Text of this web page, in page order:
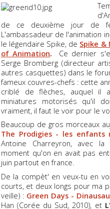
de ce deuxième jour de
L'ambassadeur de l'animation
le légendaire Spike, de Spike &
of Animation. Ce dernier
Serge Bromberg (directeur
autres casquettes) dans le
fameux couvres-chefs : cette
criblé de flèches, auquel il
miniatures motorisés qu'il
vraiment, il faut le voir pour le
Beaucoup de gros morceaux
The Prodigies - les enfants
Antoine Charreyron, avec
moment qu'on en avait pas
juin partout en france.
De la compèt' en veux-tu en
courts, et deux longs pour ma
veille) : Green Days -
Han (Corée du Sud, 2010), et